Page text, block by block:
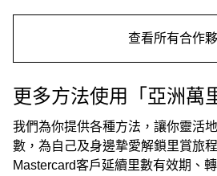
查看所有合作
更多方法使用「亞洲萬
我們為你提供各種方法，讓你靈活
數，為自己及身邊摯愛解鎖里賞旅
Mastercard客戶延續里數有效期、